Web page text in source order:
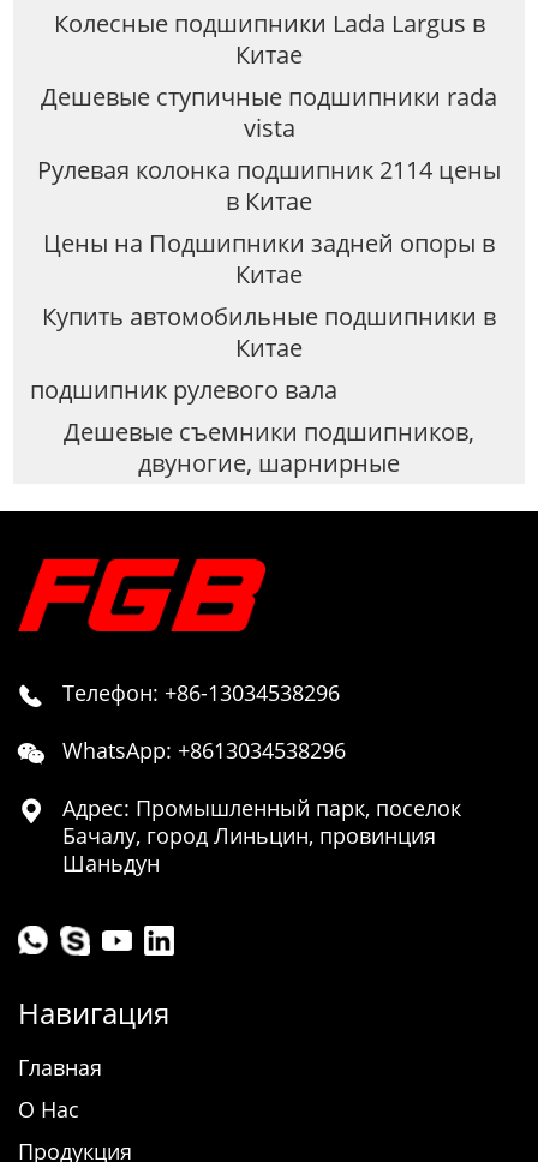
Колесные подшипники Lada Largus в
Китае
Дешевые ступичные подшипники rada
vista
Рулевая колонка подшипник 2114 цены
в Китае
Цены на Подшипники задней опоры в
Китае
Купить автомобильные подшипники в
Китае
подшипник рулевого вала
Дешевые съемники подшипников,
двуногие, шарнирные
 Телефон: +86-13034538296
 WhatsApp: +8613034538296

Адрес: Промышленный парк, поселок
Бачалу, город Линьцин, провинция
Шаньдун
Навигация
Главная
О Нас
Продукция